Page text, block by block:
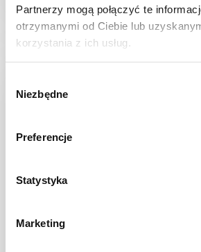
Partnerzy mogą połączyć te
otrzymanymi od Ciebie lub
korzystania z ich usług.
zgody
Niezbędne
Preferencje
Statystyka
Marketing
30 min. 1531 kcal